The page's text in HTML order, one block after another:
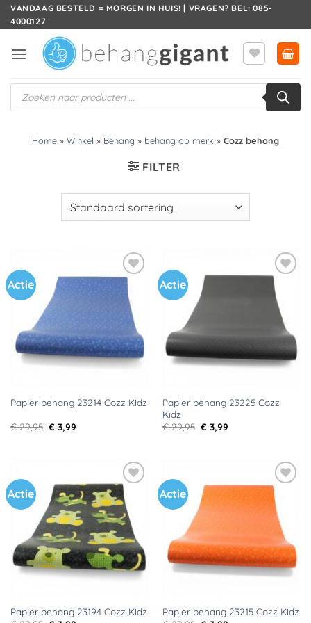
Ga
naar
VANDAAG BESTELD = MORGEN IN HUIS! | VRAGEN? BEL: 085-
4000127
Producten
zoeken
Home » Winkel » Behang » behang op merk » Cozz behang
FILTER
Actie
Toevoegen
aan
verlanglijst
Papier behang 23214 Cozz Kidz
€29,95 Oorspronkelijke
prijs
€ 3,99Huidige
Actie
Toevoegen
aan
verlanglijst
Papier behang 23225 Cozz
Kidz
€29,95 Oorspronkelijke
prijs
€ 3,99Huidige
Actie
Toevoegen
aan
verlanglijst
Papier behang 23194 Cozz Kidz
Actie
Toevoegen
aan
verlanglijst
Papier behang 23215 Cozz Kidz